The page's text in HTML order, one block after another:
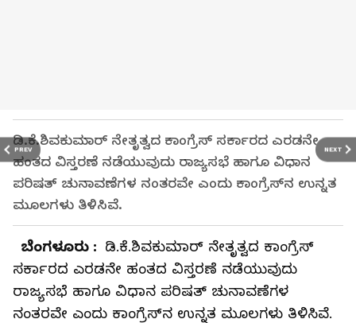
PREV NEXT
ಡಿ.ಕೆ.ಶಿವಕುಮಾರ್‌ ನೇತೃತ್ವದ ಕಾಂಗ್ರೆಸ್‌ ಸರ್ಕಾರದ ಎರಡನೇ
ಹಂತದ ವಿಸ್ತರಣೆ ನಡೆಯುವುದು ರಾಜ್ಯಸಭೆ ಹಾಗೂ ವಿಧಾನ
ಪರಿಷತ್ ಚುನಾವಣೆಗಳ ನಂತರವೇ ಎಂದು ಕಾಂಗ್ರೆಸ್‌ನ ಉನ್ನತ
ಮೂಲಗಳು ತಿಳಿಸಿವೆ.
ಬೆಂಗಳೂರು : ಡಿ.ಕೆ.ಶಿವಕುಮಾರ್‌ ನೇತೃತ್ವದ ಕಾಂಗ್ರೆಸ್‌
ಸರ್ಕಾರದ ಎರಡನೇ ಹಂತದ ವಿಸ್ತರಣೆ ನಡೆಯುವುದು
ರಾಜ್ಯಸಭೆ ಹಾಗೂ ವಿಧಾನ ಪರಿಷತ್ ಚುನಾವಣೆಗಳ
ನಂತರವೇ ಎಂದು ಕಾಂಗ್ರೆಸ್‌ನ ಉನ್ನತ ಮೂಲಗಳು ತಿಳಿಸಿವೆ.